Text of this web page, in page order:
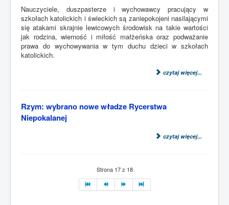
Nauczyciele, duszpasterze i wychowawcy pracujący w
szkołach katolickich i świeckich są zaniepokojeni nasilającymi
się atakami skrajnie lewicowych środowisk na takie wartości
jak rodzina, wierność i miłość małżeńska oraz podważanie
prawa do wychowywania w tym duchu dzieci w szkołach
katolickich.
czytaj więcej...
Rzym: wybrano nowe władze Rycerstwa
Niepokalanej
czytaj więcej...
Strona 17 z 18